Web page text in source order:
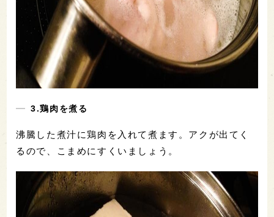
3.鶏肉を煮る
沸騰した煮汁に鶏肉を入れて煮ます。アクが出てく
るので、こまめにすくいましょう。